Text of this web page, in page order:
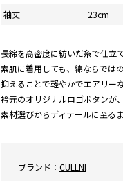
袖丈
23cm
長綿を高密度に紡いだ糸で仕立
素肌に着用しても、綿ならでは
抑えることで軽やかでエアリー
衿元のオリジナルロゴボタンが
素材選びからディテールに至る
ブランド： CULLNI